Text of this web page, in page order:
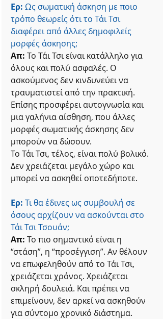
Ερ: Ως σωματική άσκηση με ποιο
τρόπο θεωρείς ότι το Τάι Τσι
διαφέρει από άλλες δημοφιλείς
μορφές άσκησης;
Απ: Το Τάι Τσι είναι κατάλληλο για
όλους και πολύ ασφαλές. Ο
ασκούμενος δεν κινδυνεύει να
τραυματιστεί από την πρακτική.
Επίσης προσφέρει αυτογνωσία και
μια γαλήνια αίσθηση, που άλλες
μορφές σωματικής άσκησης δεν
μπορούν να δώσουν.
Το Τάι Τσι, τέλος, είναι πολύ βολικό.
Δεν χρειάζεται μεγάλο χώρο και
μπορεί να ασκηθεί οποτεδήποτε.
Ερ: Τι θα έδινες ως συμβουλή σε
όσους αρχίζουν να ασκούνται στο
Τάι Τσι Τσουάν;
Aπ: Το πιο σημαντικό είναι η
“στάση”, η “προσέγγιση”. Αν θέλουν
να επωφεληθούν από το Τάι Τσι,
χρειάζεται χρόνος. Χρειάζεται
σκληρή δουλειά. Και πρέπει να
επιμείνουν, δεν αρκεί να ασκηθούν
για σύντομο χρονικό διάστημα.